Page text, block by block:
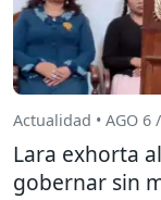
Actualidad • AGO 6
Lara exhorta
gobernar sin